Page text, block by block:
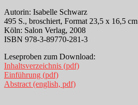
Autorin: Isabelle Schwarz
495 S., broschiert, Format 23,5 x 16,5 cm
Köln: Salon Verlag, 2008
ISBN 978-3-89770-281-3
Leseproben zum Download:
Inhaltsverzeichnis (pdf)
Einführung (pdf)
Abstract (english, pdf)